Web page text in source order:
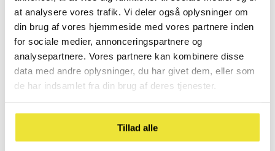
at analysere vores trafik. Vi deler også oplysninger om
din brug af vores hjemmeside med vores partnere inden
for sociale medier, annonceringspartnere og
analysepartnere. Vores partnere kan kombinere disse
data med andre oplysninger, du har givet dem, eller som
de har indsamlet fra din brug af deres tjenester.
Tillad alle
Måske, vil du også kunne lide..